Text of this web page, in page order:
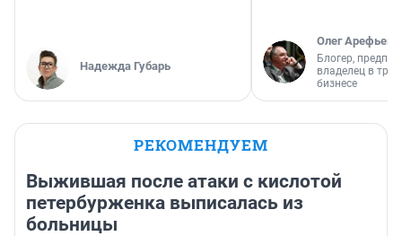
Надежда Губарь
Олег Арефьев
Блогер,
владелец в
бизнесе
РЕКОМЕНДУЕМ
Выжившая после атаки с кислотой
петербурженка выписалась из
больницы